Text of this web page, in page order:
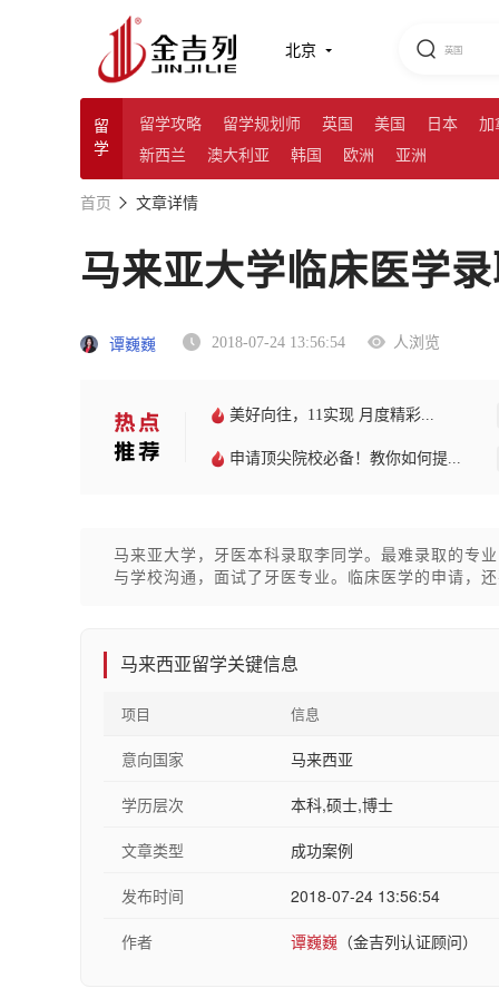
北京
留
学
留学攻略 留学规划师 英国 美国 日本
加
新西兰
澳大利亚 韩国 欧洲 亚洲
首页 文章详情
马来亚大学临床医学
谭巍巍 2018-07-24 13:56:54 人浏览
美好向往，11实现 月度精彩...
申请顶尖院校必备！教你如何提...
马来亚大学，牙医本科录取李同学。最难录取的专
与学校沟通，面试了牙医专业。临床医学的申请，
马来西亚留学关键信息
项目 信息
意向国家 马来西亚
学历层次 本科,硕士,博士
文章类型 成功案例
发布时间 2018-07-24 13:56:54
作者 谭巍巍 （金吉列认证顾问）